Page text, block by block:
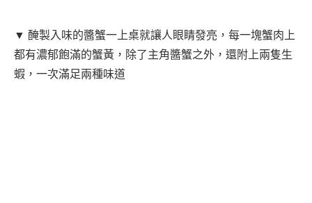
▼ 醃製入味的醬蟹一上桌就讓人眼睛發亮，每一塊蟹肉上
都有濃郁飽滿的蟹黃，除了主角醬蟹之外，還附上兩隻生
蝦，一次滿足兩種味道